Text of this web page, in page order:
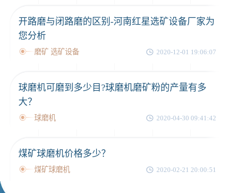
开路磨与闭路磨的区别-河南红星选矿设备厂家为
您分析
磨矿 选矿设备 2020-12-01 19:06:07
球磨机可磨到多少目?球磨机磨矿粉的产量有多
大？
球磨机 2020-04-30 09:41:42
煤矿球磨机价格多少？
煤矿球磨机 2020-02-21 20:00:51